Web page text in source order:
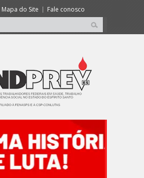
Mapa do Site Fale conosco